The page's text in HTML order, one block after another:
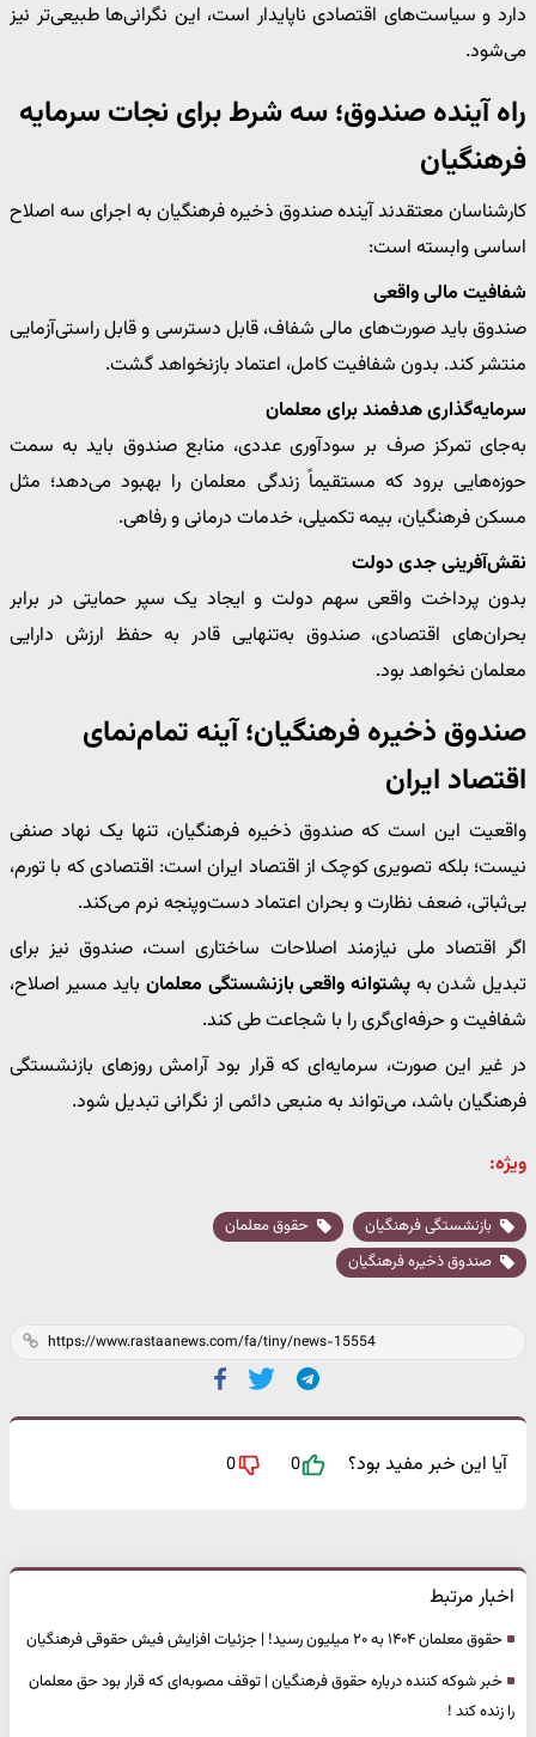
دارد و سیاست‌های اقتصادی ناپایدار است، این نگرانی‌ها طبیعی‌تر نیز
می‌شود.
راه آینده صندوق؛ سه شرط برای نجات سرمایه
فرهنگیان
کارشناسان معتقدند آینده صندوق ذخیره فرهنگیان به اجرای سه اصلاح
اساسی وابسته است:
شفافیت مالی واقعی
صندوق باید صورت‌های مالی شفاف، قابل دسترسی و قابل راستی‌آزمایی
منتشر کند. بدون شفافیت کامل، اعتماد بازنخواهد گشت.
سرمایه‌گذاری هدفمند برای معلمان
به‌جای تمرکز صرف بر سودآوری عددی، منابع صندوق باید به سمت
حوزه‌هایی برود که مستقیماً زندگی معلمان را بهبود می‌دهد؛ مثل
مسکن فرهنگیان، بیمه تکمیلی، خدمات درمانی و رفاهی.
نقش‌آفرینی جدی دولت
بدون پرداخت واقعی سهم دولت و ایجاد یک سپر حمایتی در برابر
بحران‌های اقتصادی، صندوق به‌تنهایی قادر به حفظ ارزش دارایی
معلمان نخواهد بود.
صندوق ذخیره فرهنگیان؛ آینه تمام‌نمای
اقتصاد ایران
واقعیت این است که صندوق ذخیره فرهنگیان، تنها یک نهاد صنفی
نیست؛ بلکه تصویری کوچک از اقتصاد ایران است: اقتصادی که با تورم،
بی‌ثباتی، ضعف نظارت و بحران اعتماد دست‌وپنجه نرم می‌کند.
اگر اقتصاد ملی نیازمند اصلاحات ساختاری است، صندوق نیز برای
تبدیل شدن به پشتوانه واقعی بازنشستگی معلمان باید مسیر اصلاح،
شفافیت و حرفه‌ای‌گری را با شجاعت طی کند.
در غیر این صورت، سرمایه‌ای که قرار بود آرامش روزهای بازنشستگی
فرهنگیان باشد، می‌تواند به منبعی دائمی از نگرانی تبدیل شود.
ویژه:
بازنشستگی فرهنگیان
حقوق معلمان
صندوق ذخیره فرهنگیان
آیا این خبر مفید بود؟ 0
0
اخبار مرتبط
حقوق معلمان ۱۴۰۴ به ۲۰ میلیون رسید! | جزئیات افزایش فیش حقوقی فرهنگیان
خبر شوکه کننده درباره حقوق فرهنگیان | توقف مصوبه‌ای که قرار بود حق معلمان
را زنده کند !